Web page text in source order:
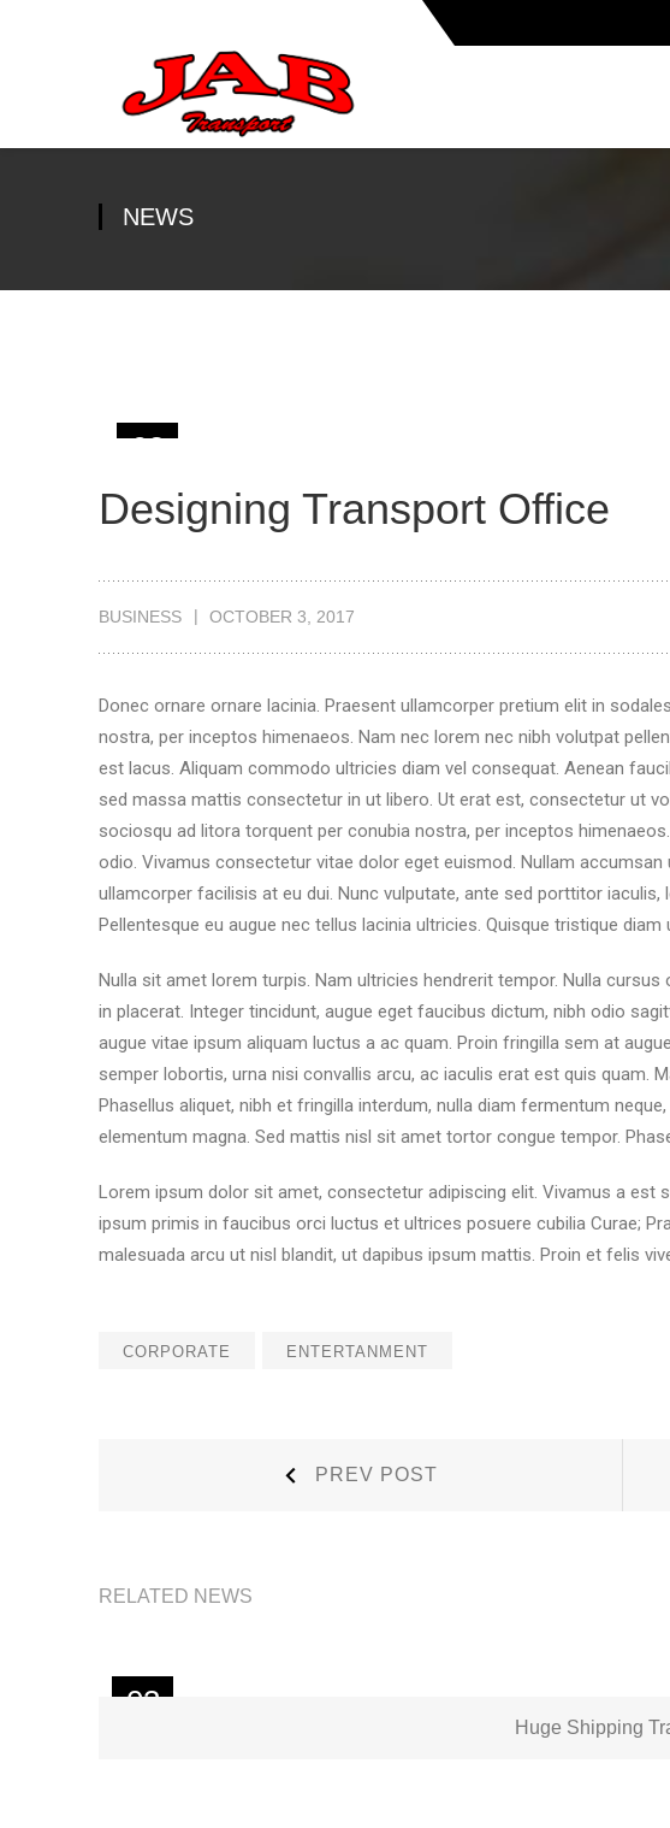
NEWS
03
Designing Transport Office
BUSINESS OCTOBER 3, 2017
Donec ornare ornare lacinia. Praesent ullamcorper pretium elit in
nostra, per inceptos himenaeos. Nam nec lorem nec nibh volutpat
est lacus. Aliquam commodo ultricies diam vel consequat. Aenean
sed massa mattis consectetur in ut libero. Ut erat est, consectetur ut
sociosqu ad litora torquent per conubia nostra, per inceptos
odio. Vivamus consectetur vitae dolor eget euismod. Nullam
ullamcorper facilisis at eu dui. Nunc vulputate, ante sed porttitor
Pellentesque eu augue nec tellus lacinia ultricies. Quisque tristique
Nulla sit amet lorem turpis. Nam ultricies hendrerit tempor. Nulla cursus
in placerat. Integer tincidunt, augue eget faucibus dictum, nibh odio
augue vitae ipsum aliquam luctus a ac quam. Proin fringilla sem at
semper lobortis, urna nisi convallis arcu, ac iaculis erat est quis quam.
Phasellus aliquet, nibh et fringilla interdum, nulla diam fermentum
elementum magna. Sed mattis nisl sit amet tortor congue tempor.
Lorem ipsum dolor sit amet, consectetur adipiscing elit. Vivamus a est
ipsum primis in faucibus orci luctus et ultrices posuere cubilia Curae;
malesuada arcu ut nisl blandit, ut dapibus ipsum mattis. Proin et felis
CORPORATE ENTERTANMENT
PREV POST
RELATED NEWS
03
Huge Shipping